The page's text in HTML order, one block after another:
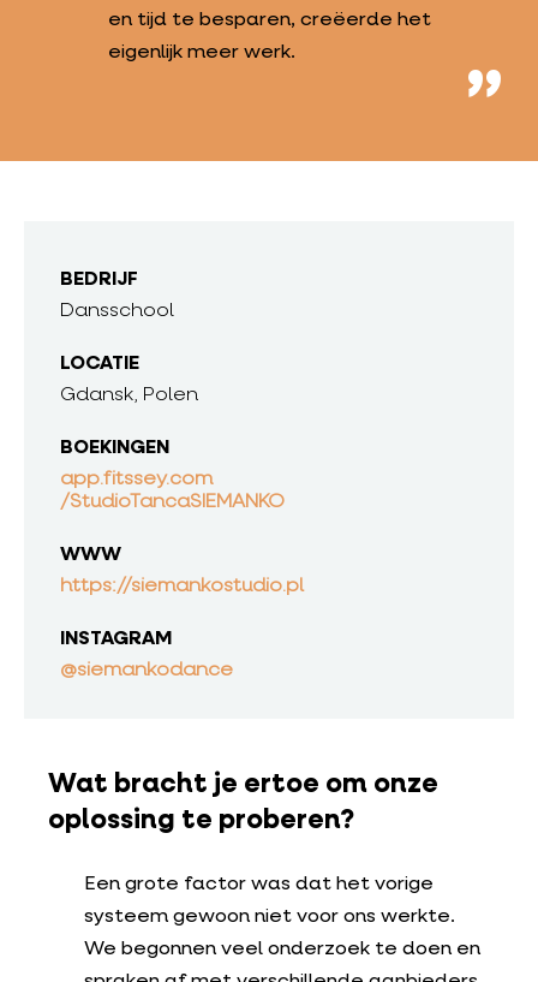
en tijd te besparen, creëerde het
eigenlijk meer werk.
BEDRIJF
Dansschool
LOCATIE
Gdansk, Polen
BOEKINGEN
app.fitssey.com
/StudioTancaSIEMANKO
WWW
https://siemankostudio.pl
INSTAGRAM
@siemankodance
Wat bracht je ertoe om onze
oplossing te proberen?
Een grote factor was dat het vorige
systeem gewoon niet voor ons werkte.
We begonnen veel onderzoek te doen en